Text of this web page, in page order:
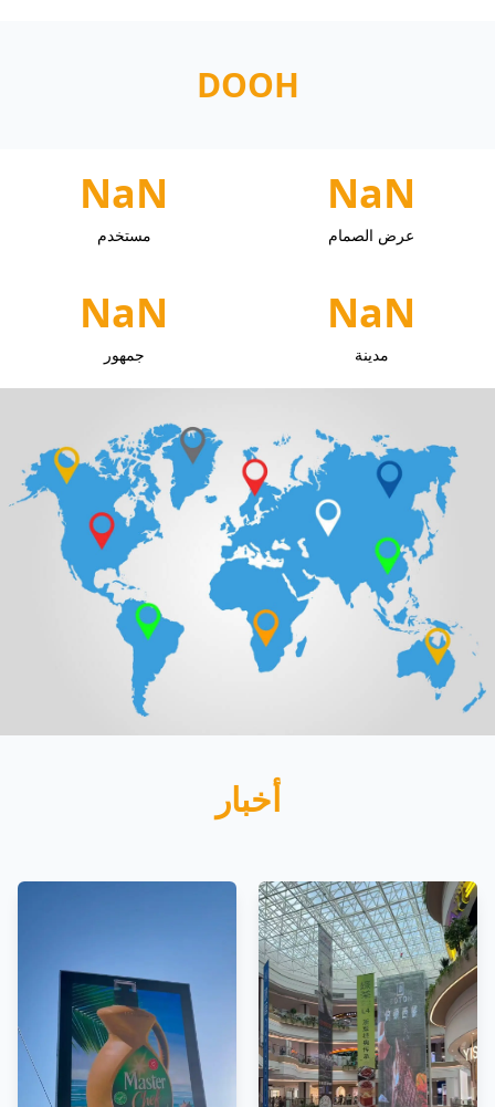
‫DOOH
NaN
عرض الصمام
NaN
مستخدم
NaN
مدينة
NaN
جمهور
أخبار